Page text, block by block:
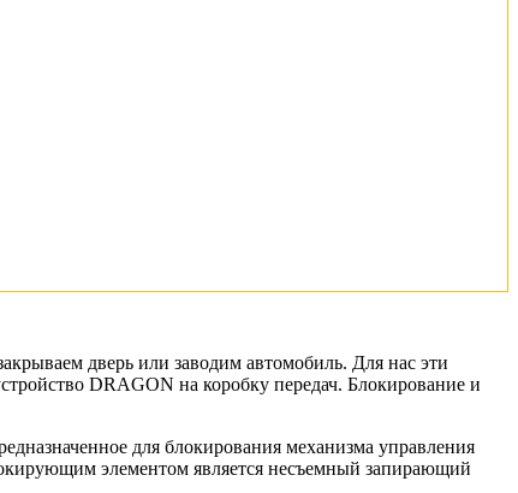
дверь или заводим автомобиль. Для нас эти
DRAGON на коробку передач. Блокирование и
для блокирования механизма управления
элементом является несъемный запирающий